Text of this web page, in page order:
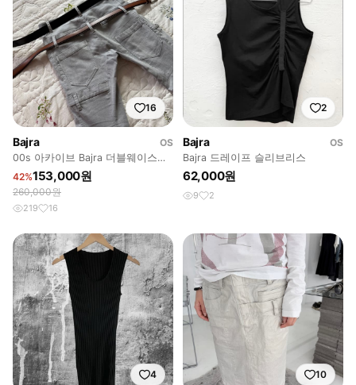
16
Bajra
OS
00s 아카이브 Bajra 더블웨이스트
트위스트 사루엘 팬츠
42%153,000원
260,000원
219 16
2
Bajra
OS
Bajra 드레이프 슬리브리스
62,000원
9 2
4 10